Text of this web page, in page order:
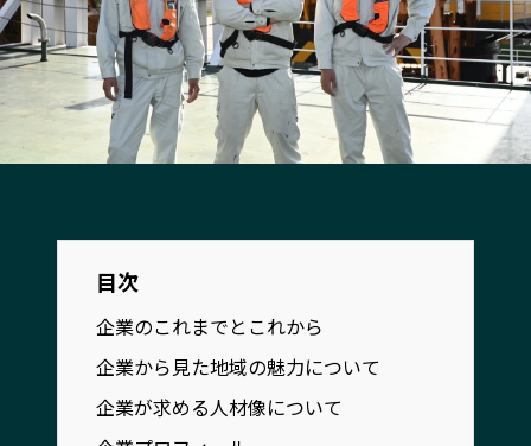
岡山エリア
広島エリア
山口エリア
徳島エリア
香川エリア
愛媛エリア
高知エリア
福岡エリア
佐賀エリア
長崎エリア
沖縄エリア
カテゴリから探す
特集コンテンツ
地域を代表する 企業100選
目次
企業のこれまでとこれから
企業から見た地域の魅力について
企業が求める人材像について